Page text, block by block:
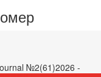
№2(61)2026 -